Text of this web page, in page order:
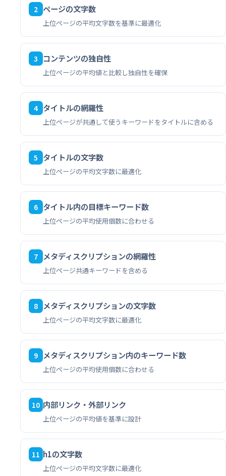
2 ページの文字数
上位ページの平均文字数を基準に最適化
3 コンテンツの独自性
上位ページの平均値と比較し独自性を確保
4 タイトルの網羅性
上位ページが共通して使うキーワードをタイトルに含める
5 タイトルの文字数
上位ページの平均文字数に最適化
6 タイトル内の目標キーワード数
上位ページの平均使用個数に合わせる
7 メタディスクリプションの網羅性
上位ページ共通キーワードを含める
8 メタディスクリプションの文字数
上位ページの平均文字数に最適化
9 メタディスクリプション内のキーワード数
上位ページの平均使用個数に合わせる
10 内部リンク・外部リンク
上位ページの平均値を基準に設計
11 h1の文字数
上位ページの平均文字数に最適化